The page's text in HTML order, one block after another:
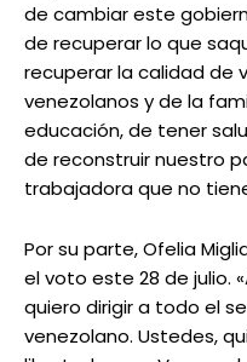
de cambiar este
de recuperar lo que
recuperar la calidad de
venezolanos y de la
educación, de tener
de reconstruir nuestro
trabajadora que no
Por su parte, Ofelia
el voto este 28 de julio.
quiero dirigir a todo el
venezolano. Ustedes,